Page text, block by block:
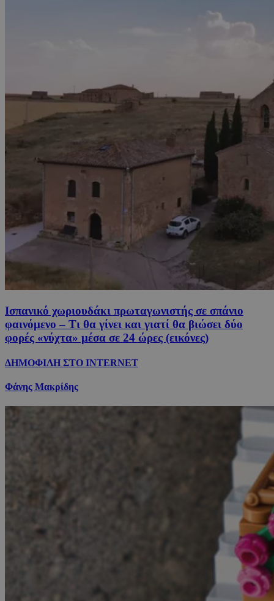
Ισπανικό χωριουδάκι πρωταγωνιστής σε σπάνιο
φαινόμενο – Τι θα γίνει και γιατί θα βιώσει δύο
φορές «νύχτα» μέσα σε 24 ώρες (εικόνες)
ΔΗΜΟΦΙΛΗ ΣΤΟ INTERNET
Φάνης Μακρίδης